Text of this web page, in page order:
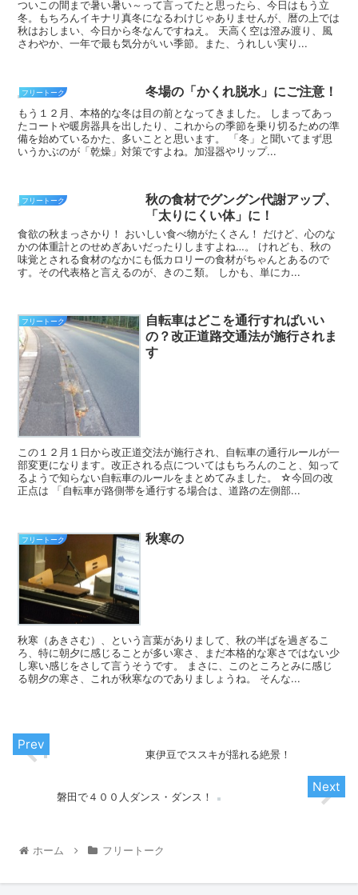
ついこの間まで暑い暑い～って言ってたと思ったら、今日はもう立
冬。もちろんイキナリ真冬になるわけじゃありませんが、暦の上では
秋はおしまい、今日から冬なんですねえ。 天高く空は澄み渡り、風
さわやか、一年で最も気分がいい季節。また、うれしい実り...
フリートーク 冬場の「かくれ脱水」にご注意！
もう１２月、本格的な冬は目の前となってきました。 しまってあっ
たコートや暖房器具を出したり、これからの季節を乗り切るための準
備を始めているかた、多いことと思います。 「冬」と聞いてまず思
いうかぶのが「乾燥」対策ですよね。加湿器やリップ...
フリートーク
秋の食材でグングン代謝アップ、
「太りにくい体」に！
食欲の秋まっさかり！ おいしい食べ物がたくさん！ だけど、心のな
かの体重計とのせめぎあいだったりしますよね…。 けれども、秋の
味覚とされる食材のなかにも低カロリーの食材がちゃんとあるので
す。その代表格と言えるのが、きのこ類。 しかも、単にカ...
フリートーク
自転車はどこを通行すればいい
の？改正道路交通法が施行されま
す
この１２月１日から改正道交法が施行され、自転車の通行ルールが一
部変更になります。改正される点についてはもちろんのこと、知って
るようで知らない自転車のルールをまとめてみました。 ☆今回の改
正点は 「自転車が路側帯を通行する場合は、道路の左側部...
フリートーク 秋寒の
秋寒（あきさむ）、という言葉がありまして、秋の半ばを過ぎるこ
ろ、特に朝夕に感じることが多い寒さ、まだ本格的な寒さではない少
し寒い感じをさして言うそうです。 まさに、このところとみに感じ
る朝夕の寒さ、これが秋寒なのでありましょうね。 そんな...
東伊豆でススキが揺れる絶景！
磐田で４００人ダンス・ダンス！
ホーム フリートーク